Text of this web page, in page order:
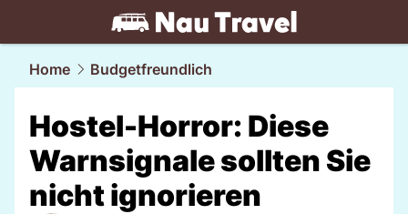
travel.NAU.ch
Home Budgetfreundlich
Hostel-Horror: Diese
Warnsignale sollten Sie
nicht ignorieren